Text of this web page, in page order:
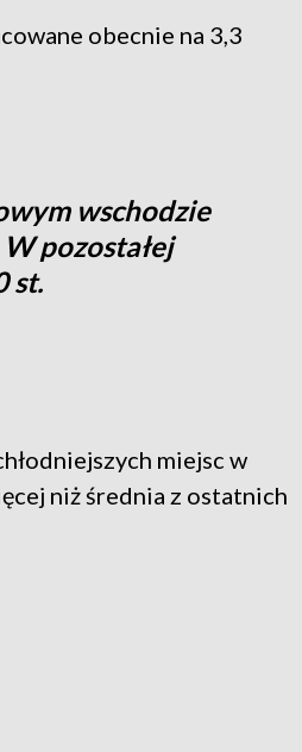
obecnie na 3,3
wschodzie
pozostałej
st.
miejsc w
niż średnia z ostatnich